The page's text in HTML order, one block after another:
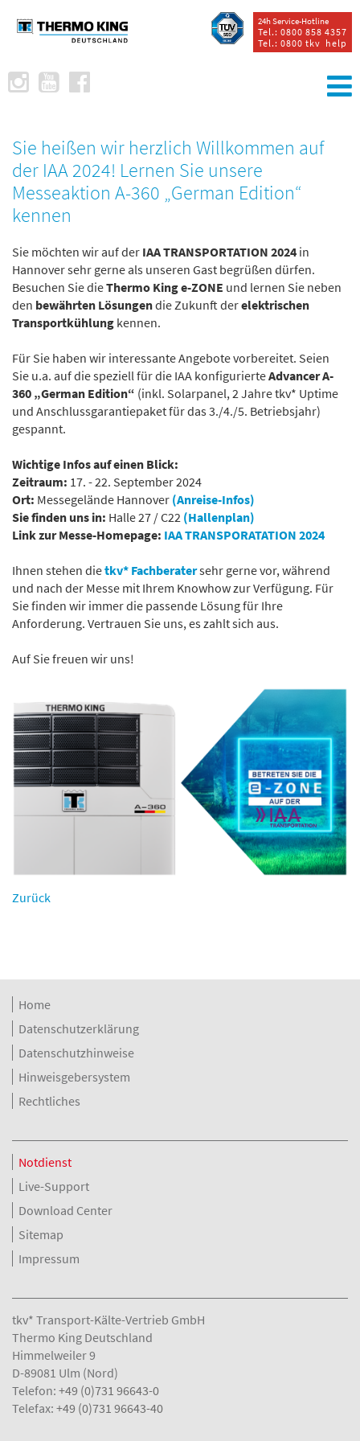
24h Service-Hotline
Tel.: 0800 858 4357
Tel.: 0800 tkv help
Sie heißen wir herzlich Willkommen auf
der IAA 2024! Lernen Sie unsere
Messeaktion A-360 „German Edition“
kennen
Sie möchten wir auf der IAA TRANSPORTATION 2024 in
Hannover sehr gerne als unseren Gast begrüßen dürfen.
Besuchen Sie dieThermo King e-ZONE und lernen Sie neben
den bewährten Lösungendie Zukunft derelektrischen
Transportkühlung kennen.
Für Sie haben wir interessante Angebote vorbereitet. Seien
Sie u.a. auf die speziell für die IAA konfigurierteAdvancer A-
360 „German Edition“ (inkl. Solarpanel, 2 Jahre tkv* Uptime
und Anschlussgarantiepaket für das 3./4./5. Betriebsjahr)
gespannt.
Wichtige Infos auf einen Blick:
Zeitraum: 17. - 22. September 2024
Ort: Messegelände Hannover (Anreise-Infos)
Sie finden uns in: Halle 27 / C22 (Hallenplan)
Link zur Messe-Homepage: IAA TRANSPORATATION 2024
Ihnen stehen dietkv* Fachberatersehr gerne vor, während
und nach der Messe mit Ihrem Knowhow zur Verfügung. Für
Sie finden wir immer die passende Lösung für Ihre
Anforderung. Vertrauen Sie uns, es zahlt sich aus.
Auf Sie freuen wir uns!
Zurück
Home
Datenschutzerklärung
Datenschutzhinweise
Hinweisgebersystem
Rechtliches
Notdienst
Live-Support
Download Center
Sitemap
Impressum
tkv* Transport-Kälte-Vertrieb GmbH
Thermo King Deutschland
Himmelweiler 9
D-89081 Ulm (Nord)
Telefon: +49 (0)731 96643-0
Telefax: +49 (0)731 96643-40